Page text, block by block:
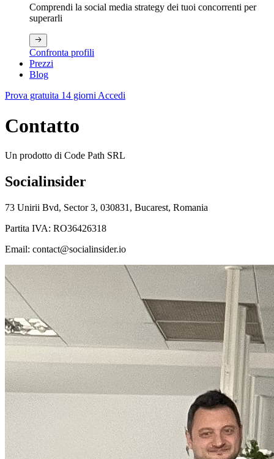
Comprendi la social media strategy dei tuoi concorrenti per
superarli
Confronta profili
Prezzi
Blog
Prova gratuita 14 giorniAccedi
Contatto
Un prodotto di Code Path SRL
Socialinsider
73 Unirii Bvd, Sector 3, 030831, Bucarest, Romania
Partita IVA: RO36426318
Email: contact@socialinsider.io